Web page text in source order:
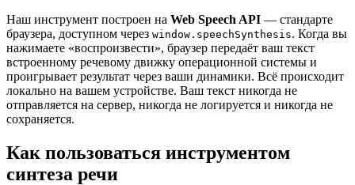
Наш инструмент построен на Web Speech API — стандарте
браузера, доступном через window.speechSynthesis. Когда вы
нажимаете «воспроизвести», браузер передаёт ваш текст
встроенному речевому движку операционной системы и
проигрывает результат через ваши динамики. Всё происходит
локально на вашем устройстве. Ваш текст никогда не
отправляется на сервер, никогда не логируется и никогда не
сохраняется.
Как пользоваться инструментом
синтеза речи